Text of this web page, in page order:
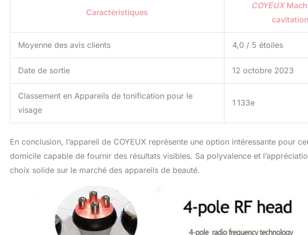
Caractéristiques
COYEUX
cavitation
Moyenne des avis clients 4,0 / 5 étoiles
Date de sortie 12 octobre 2023
Classement en Appareils de tonification pour le
visage
1 133e
En conclusion, l’appareil de COYEUX représente une option intéressante pour
domicile capable de fournir des résultats visibles. Sa polyvalence et
choix solide sur le marché des appareils de beauté.